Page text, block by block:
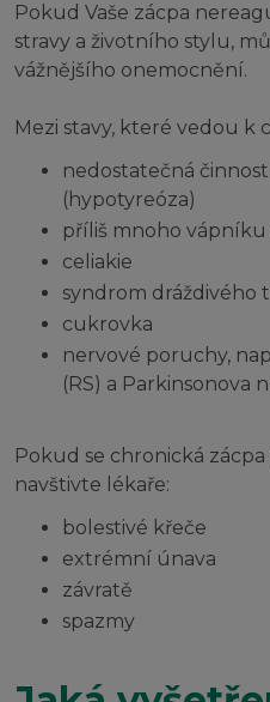
Pokud Vaše zácpa
stravy a životního stylu,
vážnějšího onemocnění.
Mezi stavy, které vedou k
nedostatečná
(hypotyreóza)
příliš mnoho
celiakie
syndrom dráždivého
cukrovka
nervové poruchy,
(RS) a Parkinsonova
Pokud se chronická
navštivte lékaře:
bolestivé křeče
extrémní únava
závratě
spazmy